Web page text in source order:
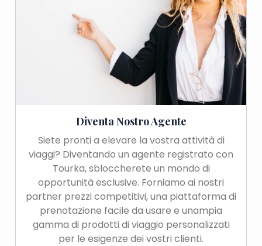
Diventa Nostro Agente
Siete pronti a elevare la vostra attività di
viaggi? Diventando un agente registrato con
Tourka, sbloccherete un mondo di
opportunità esclusive. Forniamo ai nostri
partner prezzi competitivi, una piattaforma di
prenotazione facile da usare e unampia
gamma di prodotti di viaggio personalizzati
per le esigenze dei vostri clienti.